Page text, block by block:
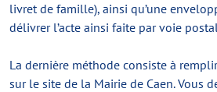
livret de famille), ainsi qu’une
délivrer l’acte ainsi faite par voie
La dernière méthode consiste à
sur le site de la Mairie de Caen. Vous